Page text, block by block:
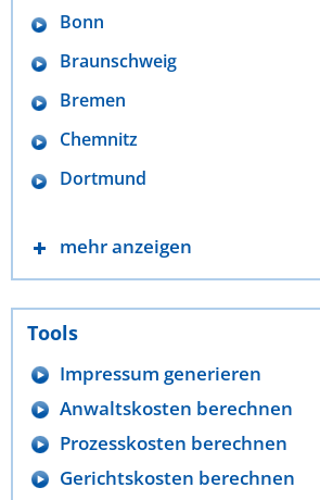
Bonn
Braunschweig
Bremen
Chemnitz
Dortmund
mehr anzeigen
Tools
Impressum generieren
Anwaltskosten berechnen
Prozesskosten berechnen
Gerichtskosten berechnen